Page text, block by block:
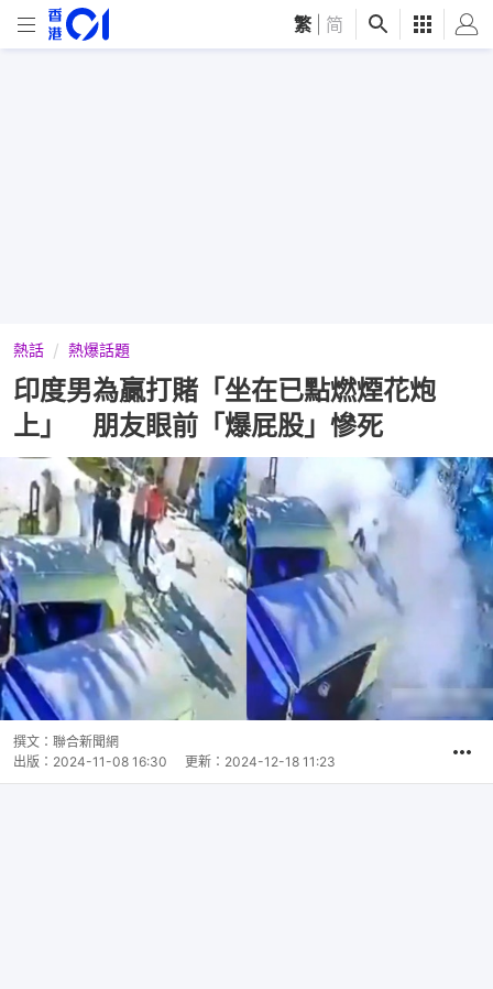
繁 简
熱話 熱爆話題
印度男為贏打賭「坐在已點燃煙花炮
上」 朋友眼前「爆屁股」慘死
撰文： 聯合新聞網
出版： 2024-11-08 16:30 更新： 2024-12-18 11:23